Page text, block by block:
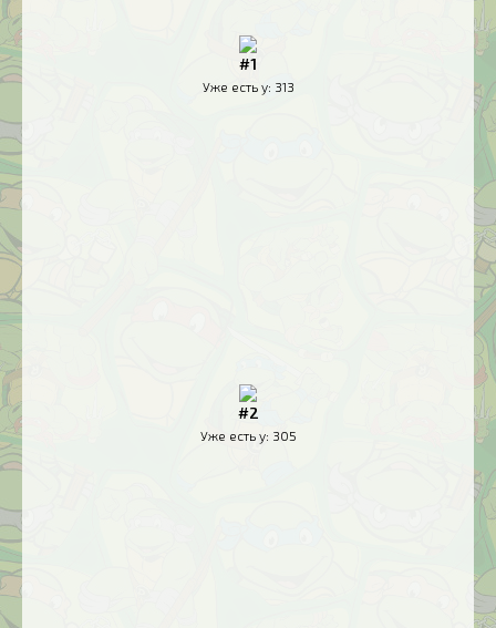
#1
Уже есть у: 313
#2
Уже есть у: 305